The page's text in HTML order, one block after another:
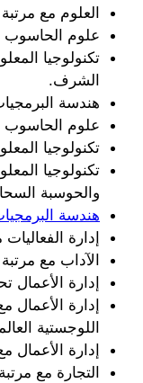
العلوم مع
علوم الحاسوب
تكنولوجيا
الشرف.
هندسة
علوم الحاسوب
تكنولوجيا
والحوسبة
هندسة
إدارة
الآداب مع
إدارة الأعمال
اللوجستية
إدارة
التجارة مع